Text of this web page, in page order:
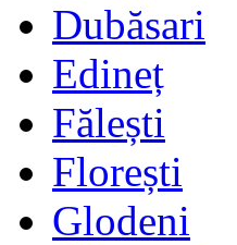
Dubăsari
Edineț
Fălești
Florești
Glodeni